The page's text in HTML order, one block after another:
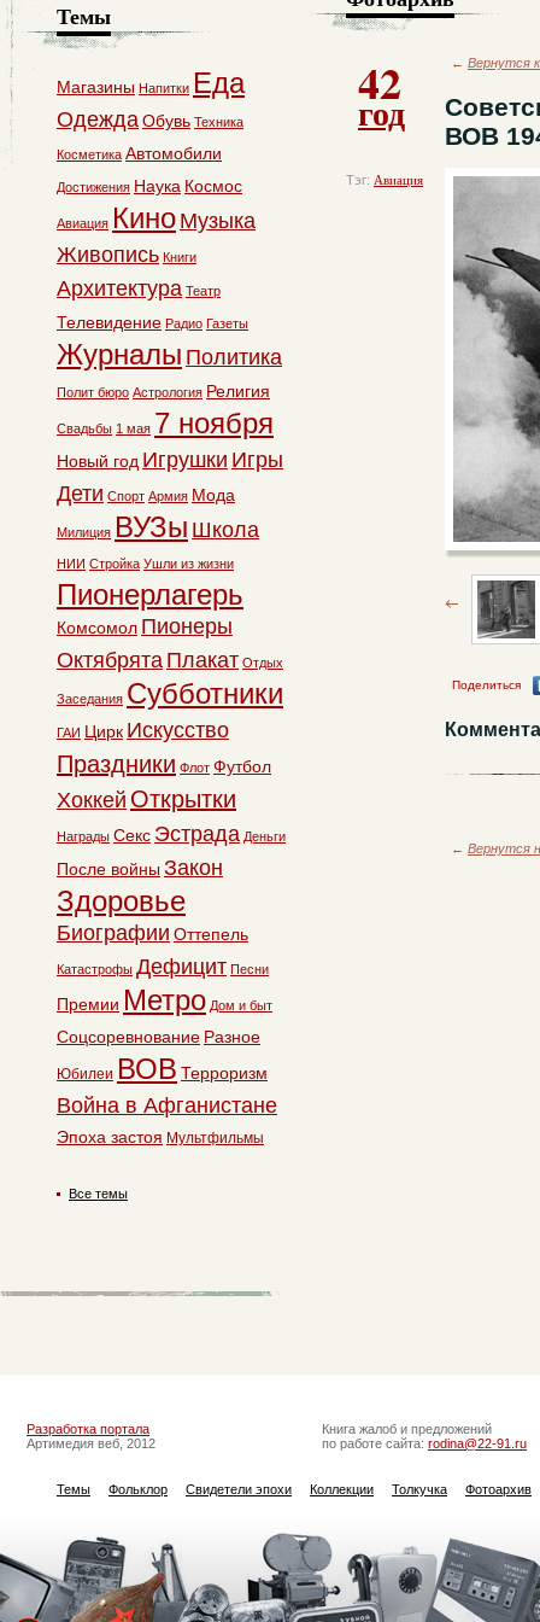
42
год
Тэг: Авиация
← Вернутся
ВОВ
Поделиться
← Вернутся
Темы
Магазины Напитки Еда
ОдеждаОбувь Техника
Косметика Автомобили
Достижения Наука Космос
Авиация Кино Музыка
Живопись Книги
Архитектура Театр
Телевидение Радио Газеты
Журналы Политика
Полит бюро Астрология Религия
Свадьбы 1 мая 7 ноября
Новый год Игрушки Игры
Дети Спорт Армия Мода
Милиция ВУЗы Школа
НИИ Стройка Ушли из жизни
Пионерлагерь
Комсомол Пионеры
Октябрята Плакат Отдых
Заседания Субботники
ГАИ Цирк Искусство
Праздники Флот Футбол
Хоккей Открытки
Награды Секс Эстрада Деньги
После войны Закон
Здоровье
Биографии Оттепель
Катастрофы Дефицит Песни
Премии Метро Дом и быт
Соцсоревнование Разное
Юбилеи ВОВ Терроризм
Война в Афганистане
Эпоха застоя Мультфильмы
Все темы
Разработка портала
Артимедия веб, 2012
Книга жалоб и предложений
по работе сайта: rodina@22-91.ru
Темы Фольклор Свидетели эпохи Коллекции Толкучка Фотоархив